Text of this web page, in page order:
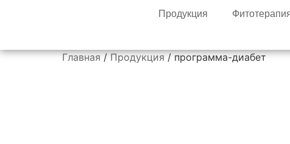
Продукция
Главная/Продукция/ программа-диабет